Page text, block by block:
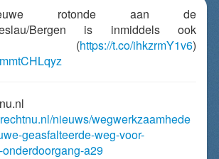
rotonde aan de
Bergen is inmiddels ook
(https://t.co/ihkzrmY1v6)
nieuws/wegwerkzaamhede
geasfalteerde-weg-voor-
a29